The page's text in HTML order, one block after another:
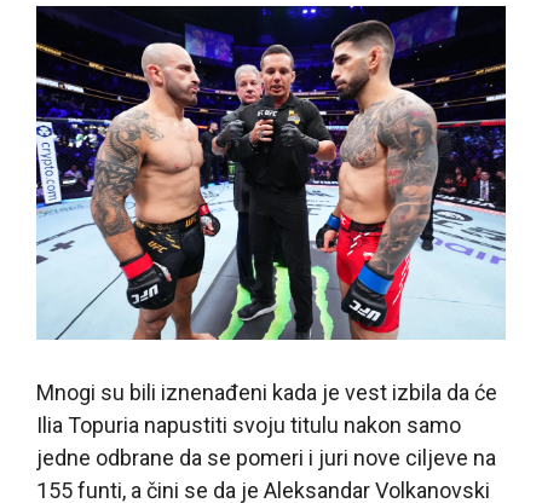
Mnogi su bili iznenađeni kada je vest izbila da će
Ilia Topuria napustiti svoju titulu nakon samo
jedne odbrane da se pomeri i juri nove ciljeve na
155 funti, a čini se da je Aleksandar Volkanovski